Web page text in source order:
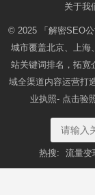
关于我
© 2025 「解密SEO公
城市覆盖北京、上海
站关键词排名，拓宽
域全渠道内容运营打
业执照- 点击验
热搜: 流量变